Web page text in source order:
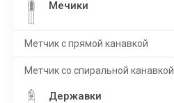
Мечики
Метчик с прямой канавкой
Метчик со спиральной канавкой
Державки